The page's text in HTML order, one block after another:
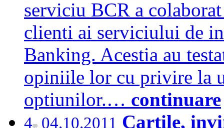
serviciu BCR a
clienti ai serviciului de
Banking. Acestia au
opiniile lor cu privire la
optiunilor.… continuare
4 04.10.2011 Cartile,